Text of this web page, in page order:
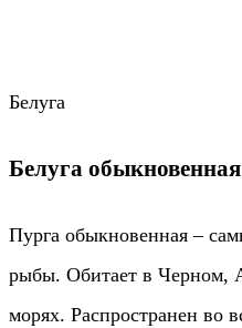
Белуга
Белуга обыкновенная
Пурга обыкновенная –
рыбы. Обитает в Черном,
морях. Распространен во